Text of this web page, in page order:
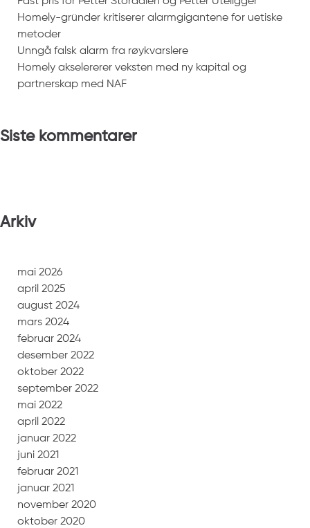
Homely-gründer kritiserer alarmgigantene for uetiske
metoder
Unngå falsk alarm fra røykvarslere
Homely akselererer veksten med ny kapital og
partnerskap med NAF
Siste kommentarer
Arkiv
mai 2026
april 2025
august 2024
mars 2024
februar 2024
desember 2022
oktober 2022
september 2022
mai 2022
april 2022
januar 2022
juni 2021
februar 2021
januar 2021
november 2020
oktober 2020